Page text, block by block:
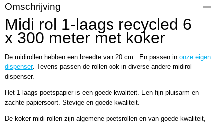
Productcode
MP8044
Omschrijving
Midi rol 1-laags recycled 6
x 300 meter met koker
De midirollen hebben een breedte van 20 cm . En passen in onze eigen
dispenser. Tevens passen de rollen ook in diverse andere midirol
dispenser.
Het 1-laags poetspapier is een goede kwaliteit. Een fijn pluisarm en
zachte papiersoort. Stevige en goede kwaliteit.
De koker midi rollen zijn algemene poetsrollen en van goede kwaliteit,